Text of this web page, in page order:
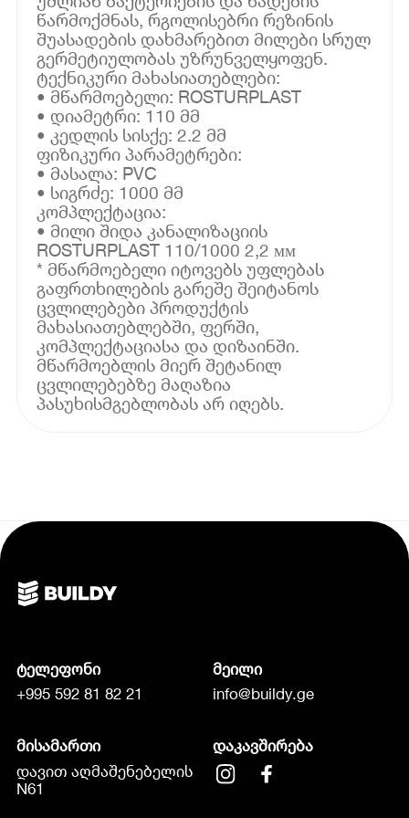
წარმოქმნას, რგოლისებრი რეზინის
შუასადების დახმარებით მილები სრულ
გერმეტიულობას უზრუნველყოფენ.
ტექნიკური მახასიათებლები:
• მწარმოებელი: ROSTURPLAST
• დიამეტრი: 110 მმ
• კედლის სისქე: 2.2 მმ
ფიზიკური პარამეტრები:
• მასალა: PVC
• სიგრძე: 1000 მმ
კომპლექტაცია:
• მილი შიდა კანალიზაციის
ROSTURPLAST 110/1000 2,2 мм
* მწარმოებელი იტოვებს უფლებას
გაფრთხილების გარეშე შეიტანოს
ცვლილებები პროდუქტის
მახასიათებლებში, ფერში,
კომპლექტაციასა და დიზაინში.
მწარმოებლის მიერ შეტანილ
ცვლილებებზე მაღაზია
პასუხისმგებლობას არ იღებს.
ტელეფონი
+995 592 81 82 21
მეილი
info@buildy.ge
მისამართი
დავით აღმაშენებელის
N61
დაკავშირება